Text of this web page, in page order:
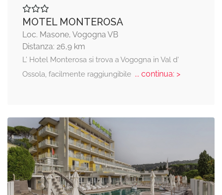
MOTEL MONTEROSA
Loc. Masone, Vogogna VB
Distanza: 26,9 km
L’ Hotel Monterosa si trova a Vogogna in Val d'
Ossola, facilmente raggiungibile... continua: >